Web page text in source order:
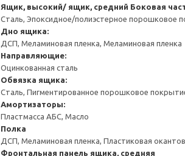
Ящик, высокий/ ящик, средний Боковая
Сталь, Эпоксидное/полиэстерное порошковое
Дно ящика:
ДСП, Меламиновая пленка, Меламиновая пленка
Направляющие:
Оцинкованная сталь
Обвязка ящика:
Сталь, Пигментированное порошковое
Амортизаторы:
Пластмасса АБС, Масло
Полка
ДСП, Меламиновая пленка, Пластиковая
Фронтальная панель ящика, средняя